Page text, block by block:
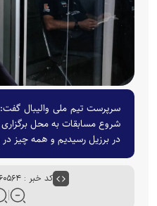
شروع مسابقات به محل
در برزیل رسیدیم و همه چیز در
کد خبر : ۱۰۶۰۵۶۴